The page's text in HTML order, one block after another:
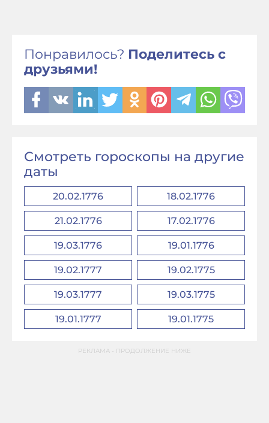
Понравилось? Поделитесь с
друзьями!
Смотреть гороскопы на другие
даты
20.02.1776 18.02.1776
21.02.1776 17.02.1776
19.03.1776 19.01.1776
19.02.1777 19.02.1775
19.03.1777 19.03.1775
19.01.1777 19.01.1775
РЕКЛАМА - ПРОДОЛЖЕНИЕ НИЖЕ